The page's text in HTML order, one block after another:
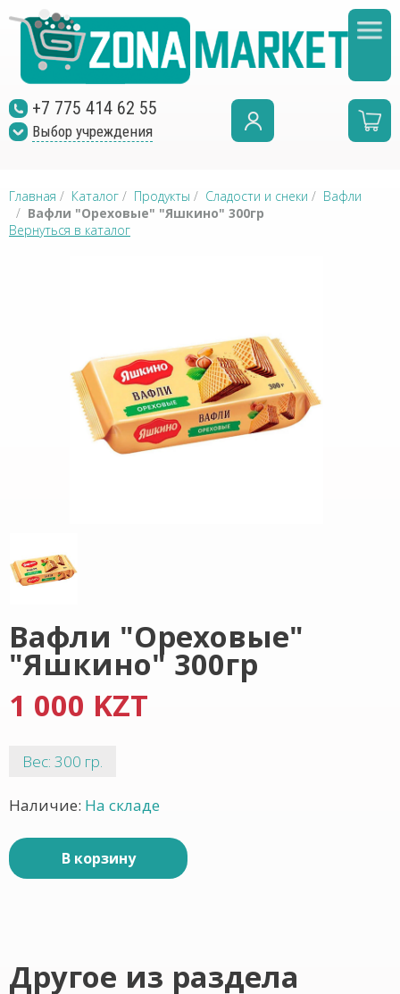
+7 775 414 62 55
Выбор учреждения
Главная / Каталог / Продукты / Сладости и снеки / Вафли
/ Вафли "Ореховые" "Яшкино" 300гр
Вернуться в каталог
Вафли "Ореховые"
"Яшкино" 300гр
1 000 KZT
Вес: 300 гр.
Наличие: На складе
В корзину
Другое из раздела